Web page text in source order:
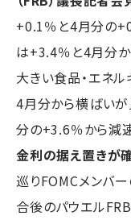
+0.1％と4月分の
は+3.4％と4月分
大きい食品・エネ
4月分から横ばい
分の+3.6％から減
金利の据え置きが
巡りFOMCメンバー
合後のパウエル